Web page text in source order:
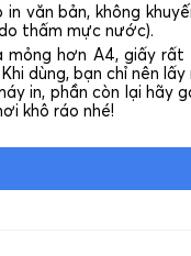
văn bản, không
thấm mực nước).
mỏng hơn A4, giấy
dùng, bạn chỉ nên
in, phần còn lại hãy
khô ráo nhé!